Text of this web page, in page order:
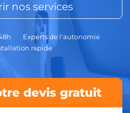
nos services
Experts de l'autonomie
rapide
devis gratuit